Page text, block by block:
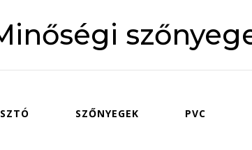
SZŐNYEGEK PVC